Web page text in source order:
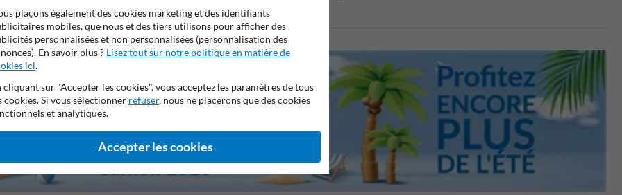
plaçons également des cookies marketing et des identifiants
mobiles, que nous et des tiers utilisons pour afficher des
personnalisées et non personnalisées (personnalisation des
En savoir plus ? Lisez tout sur notre politique en matière de
ici.
cliquant sur "Accepter les cookies", vous acceptez les paramètres de tous
cookies. Si vous sélectionner refuser, nous ne placerons que des cookies
et analytiques.
Accepter les cookies